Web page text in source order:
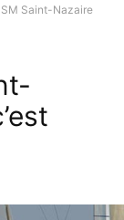
Saint-Nazaire